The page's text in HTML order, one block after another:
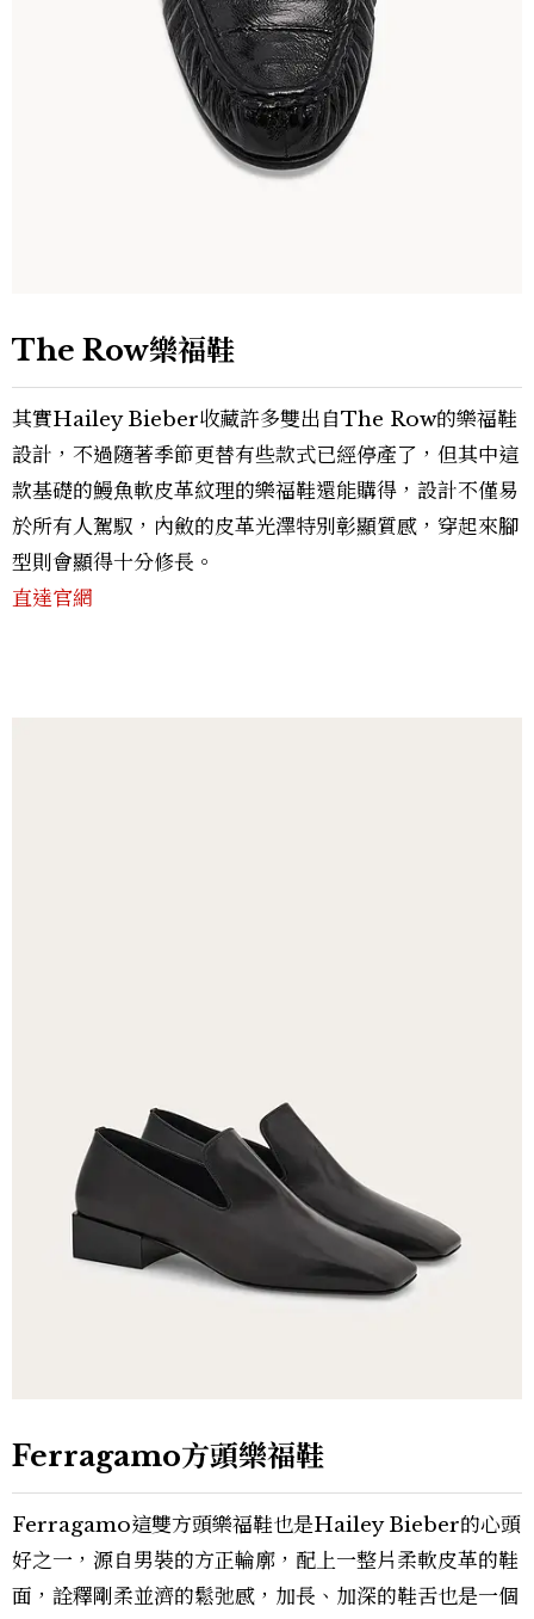
The Row樂福鞋
其實Hailey Bieber收藏許多雙出自The Row的樂福鞋
設計，不過隨著季節更替有些款式已經停產了，但其中這
款基礎的鰻魚軟皮革紋理的樂福鞋還能購得，設計不僅易
於所有人駕馭，內斂的皮革光澤特別彰顯質感，穿起來腳
型則會顯得十分修長。
直達官網
Ferragamo方頭樂福鞋
Ferragamo這雙方頭樂福鞋也是Hailey Bieber的心頭
好之一，源自男裝的方正輪廓，配上一整片柔軟皮革的鞋
面，詮釋剛柔並濟的鬆弛感，加長、加深的鞋舌也是一個